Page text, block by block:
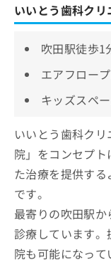
いいとう歯科ク
吹田駅徒歩1
エアフロー
キッズスペ
いいとう歯科ク
院」をコンセプ
た治療を提供す
です。
最寄りの吹田駅
診療しています
院も可能になって